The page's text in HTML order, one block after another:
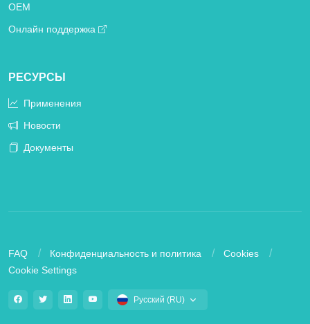
OEM
Онлайн поддержка
РЕСУРСЫ
Применения
Новости
Документы
FAQ Конфиденциальность и политика
Cookies
Cookie Settings
Русский (RU)